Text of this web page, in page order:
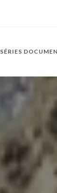
SÉRIES